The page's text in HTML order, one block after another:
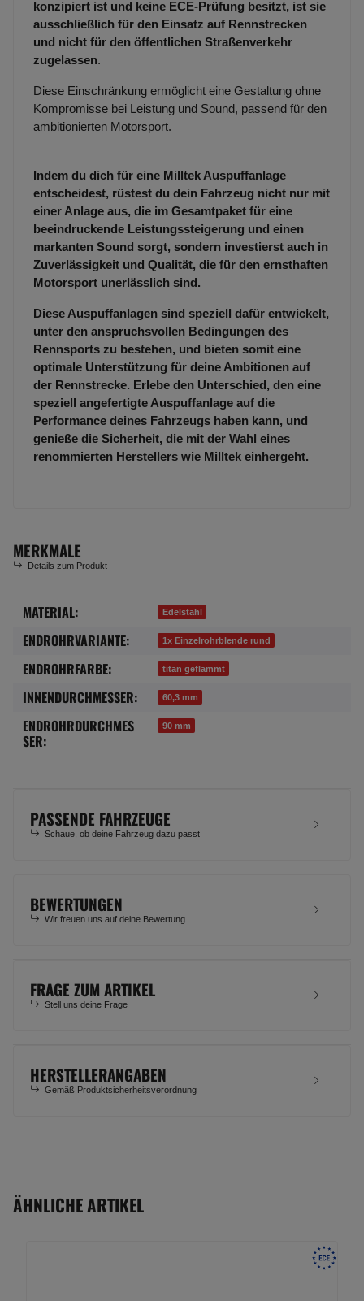
konzipiert ist und keine ECE-Prüfung besitzt, ist sie
ausschließlich für den Einsatz auf Rennstrecken
und nicht für den öffentlichen Straßenverkehr
zugelassen.
Diese Einschränkung ermöglicht eine Gestaltung ohne
Kompromisse bei Leistung und Sound, passend für den
ambitionierten Motorsport.
Indem du dich für eine Milltek Auspuffanlage
entscheidest, rüstest du dein Fahrzeug nicht nur mit
einer Anlage aus, die im Gesamtpaket für eine
beeindruckende Leistungssteigerung und einen
markanten Sound sorgt, sondern investierst auch in
Zuverlässigkeit und Qualität, die für den ernsthaften
Motorsport unerlässlich sind.
Diese Auspuffanlagen sind speziell dafür entwickelt,
unter den anspruchsvollen Bedingungen des
Rennsports zu bestehen, und bieten somit eine
optimale Unterstützung für deine Ambitionen auf
der Rennstrecke. Erlebe den Unterschied, den eine
speziell angefertigte Auspuffanlage auf die
Performance deines Fahrzeugs haben kann, und
genieße die Sicherheit, die mit der Wahl eines
renommierten Herstellers wie Milltek einhergeht.
MERKMALE
Details zum Produkt
Produkteigenschaft
Wert
MATERIAL: Edelstahl
ENDROHRVARIANTE: 1x Einzelrohrblende rund
ENDROHRFARBE: titan geflämmt
INNENDURCHMESSER: 60,3 mm
ENDROHRDURCHMES
SER:
90 mm
PASSENDE FAHRZEUGE
Schaue, ob deine Fahrzeug dazu passt
BEWERTUNGEN
Wir freuen uns auf deine Bewertung
FRAGE ZUM ARTIKEL
Stell uns deine Frage
HERSTELLERANGABEN
Gemäß Produktsicherheitsverordnung
ÄHNLICHE ARTIKEL